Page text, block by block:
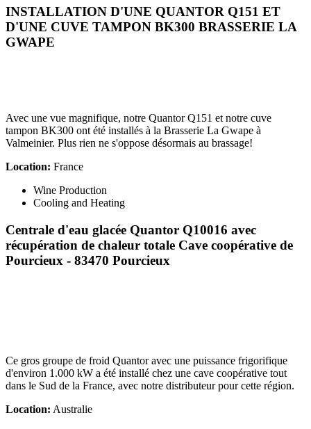
INSTALLATION D'UNE QUANTOR Q151 ET
D'UNE CUVE TAMPON BK300 BRASSERIE LA
GWAPE
Avec une vue magnifique, notre Quantor Q151 et notre cuve
tampon BK300 ont été installés à la Brasserie La Gwape à
Valmeinier. Plus rien ne s'oppose désormais au brassage!
Location: France
Wine Production
Cooling and Heating
Centrale d'eau glacée Quantor Q10016 avec
récupération de chaleur totale Cave coopérative de
Pourcieux - 83470 Pourcieux
Ce gros groupe de froid Quantor avec une puissance frigorifique
d'environ 1.000 kW a été installé chez une cave coopérative tout
dans le Sud de la France, avec notre distributeur pour cette région.
Location: Australie